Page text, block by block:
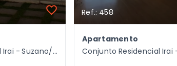
Conjunto Residencial Irai - Suzano/SP
Ref.: 458
Apartamento